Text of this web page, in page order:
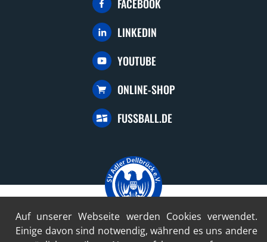
FACEBOOK
LINKEDIN
YOUTUBE
ONLINE-SHOP
FUSSBALL.DE
© 2024-2026 SV Adler Dellbrück 1922 e.V.
Auf unserer Webseite werden Cookies verwendet.
Einige davon sind notwendig, während es uns andere